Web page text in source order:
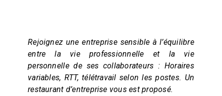
Rejoignez une entreprise sensible à l’équilibre
entre la vie professionnelle et la vie
personnelle de ses collaborateurs : Horaires
variables, RTT, télétravail selon les postes. Un
restaurant d’entreprise vous est proposé.